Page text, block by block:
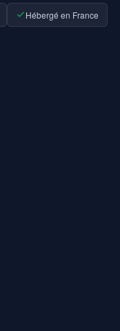
Hébergé en France